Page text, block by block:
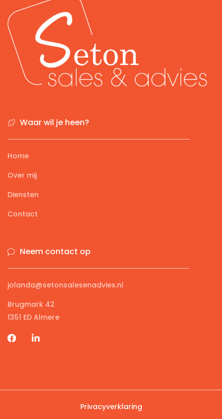
Waar wil je heen?
Home
Over mij
Diensten
Contact
Neem contact op
jolanda@setonsalesenadvies.nl
Brugmark 42
1351 ED Almere
Privacyverklaring